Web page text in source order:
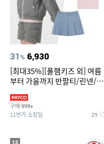
31% 6,930
[최대35%][폴햄키즈 외] 여름
부터 가을까지 반팔티/린넨/맨
구매 999+
11번가 쇼킹딜 29
13